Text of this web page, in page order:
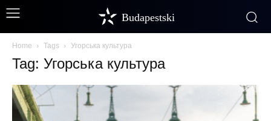
Budapestski
Home Tags Угорська культура
Tag: Угорська культура